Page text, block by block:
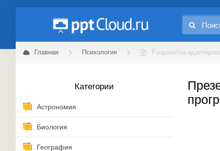
Главная Психология Разработка
Категории
Астрономия
Биология
География